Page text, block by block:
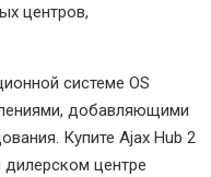
центров,
системе OS
добавляющими
Купите Ajax Hub 2
центре